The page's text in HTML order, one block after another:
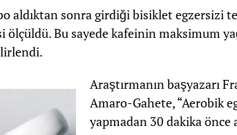
aldıktan sonra girdiği bisiklet egzersizi
ölçüldü. Bu sayede kafeinin maksimum
Araştırmanın başyazarı
Amaro-Gahete, “Aerobik
yapmadan 30 dakika önce